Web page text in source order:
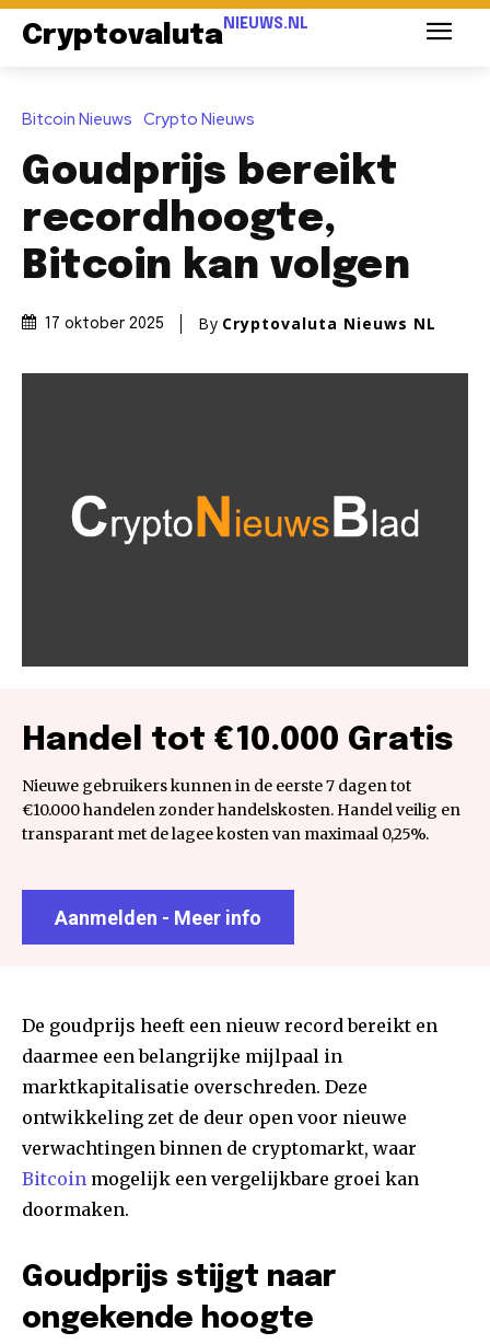
Cryptovaluta NIEUWS.NL
Bitcoin Nieuws Crypto Nieuws
Goudprijs bereikt
recordhoogte,
Bitcoin kan volgen
17 oktober 2025 By Cryptovaluta Nieuws NL
Handel tot €10.000 Gratis
Nieuwe gebruikers kunnen in de eerste 7 dagen tot
€10.000 handelen zonder handelskosten. Handel veilig en
transparant met de lagee kosten van maximaal 0,25%.
Aanmelden - Meer info
De goudprijs heeft een nieuw record bereikt en
daarmee een belangrijke mijlpaal in
marktkapitalisatie overschreden. Deze
ontwikkeling zet de deur open voor nieuwe
verwachtingen binnen de cryptomarkt, waar
Bitcoin mogelijk een vergelijkbare groei kan
doormaken.
Goudprijs stijgt naar
ongekende hoogte